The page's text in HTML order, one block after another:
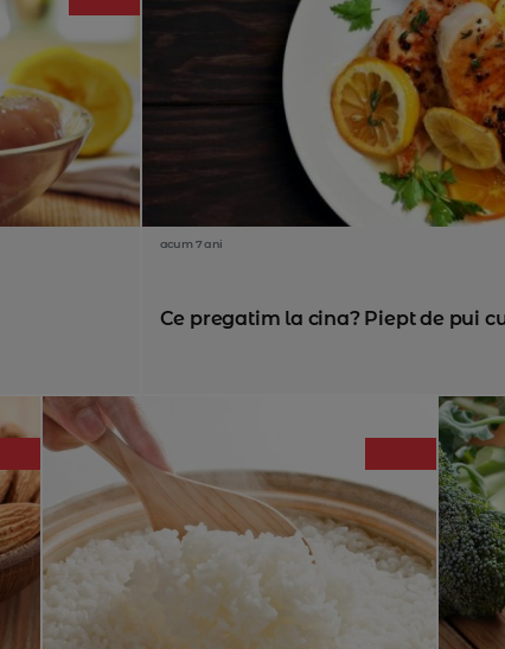
acum 7 ani
Ce pregatim la cina? Piept de pui